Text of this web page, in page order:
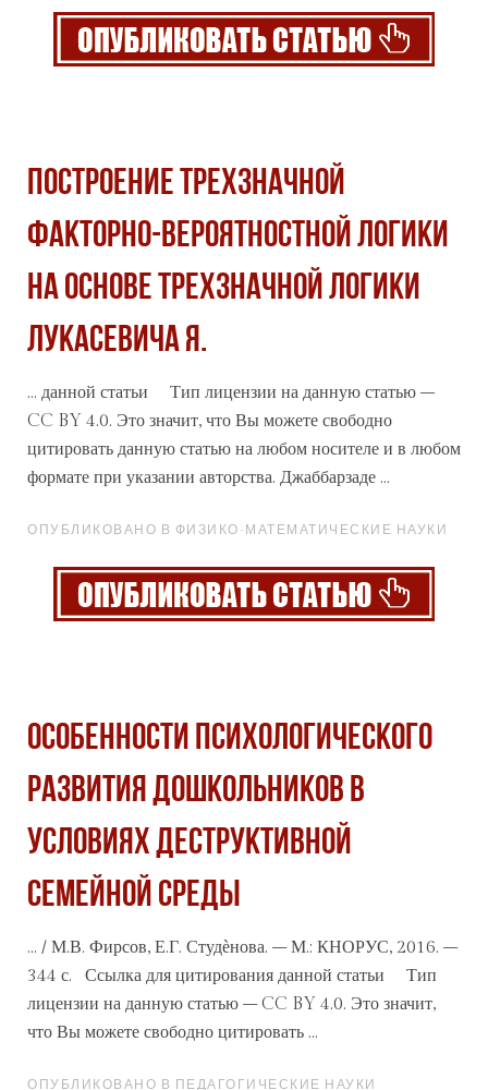
ПОСТРОЕНИЕ ТРЕХЗНАЧНОЙ
ФАКТОРНО-ВЕРОЯТНОСТНОЙ ЛОГИКИ
НА ОСНОВЕ ТРЕХЗНАЧНОЙ ЛОГИКИ
ЛУКАСЕВИЧА Я.
... данной статьи Тип лицензии на данную статью –
CC BY 4.0. Это значит, что Вы можете свободно
цитировать данную статью на любом носителе и в любом
формате при указании авторства. Джаббарзаде ...
ОПУБЛИКОВАНО В ФИЗИКО-МАТЕМАТИЧЕСКИЕ НАУКИ
ОСОБЕННОСТИ ПСИХОЛОГИЧЕСКОГО
РАЗВИТИЯ ДОШКОЛЬНИКОВ В
УСЛОВИЯХ ДЕСТРУКТИВНОЙ
СЕМЕЙНОЙ СРЕДЫ
... / М.В. Фирсов, Е.Г. Студѐнова. – М.: КНОРУС, 2016. –
344 с. Ссылка для цитирования данной статьи Тип
лицензии на данную статью – CC BY 4.0. Это значит,
что Вы можете свободно цитировать ...
ОПУБЛИКОВАНО В ПЕДАГОГИЧЕСКИЕ НАУКИ